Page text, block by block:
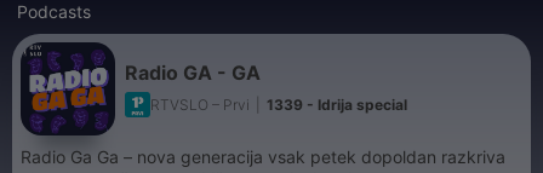
Podcasts
Radio GA - GA
RTVSLO – Prvi 1339 - Idrija special
Radio Ga Ga – nova generacija vsak petek dopoldan razkriva